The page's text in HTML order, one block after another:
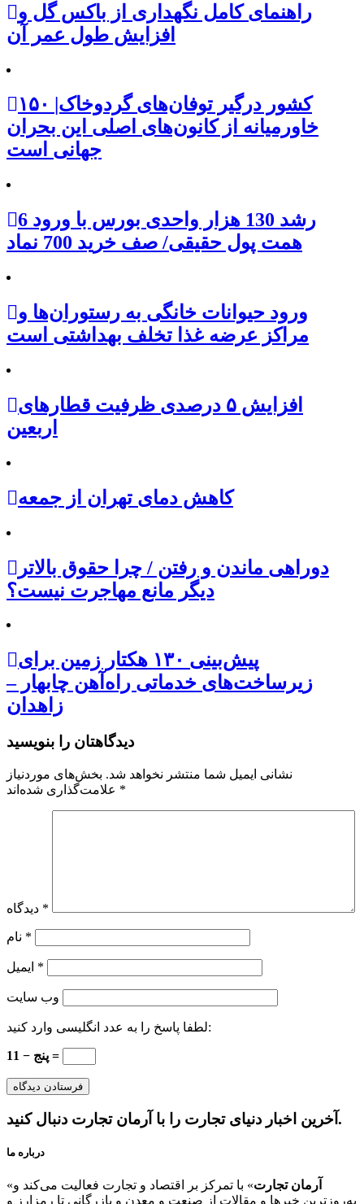
راهنمای کامل نگهداری از باکس گل و
افزایش طول عمر آن
۱۵۰ کشور درگیر توفان‌های گردوخاک|
خاورمیانه از کانون‌های اصلی این بحران
جهانی است
رشد 130 هزار واحدی بورس با ورود 6
همت پول حقیقی/ صف خرید 700 نماد
ورود حیوانات خانگی به رستوران‌ها و
مراکز عرضه غذا تخلف بهداشتی است
افزایش ۵ درصدی ظرفیت قطارهای
اربعین
کاهش دمای تهران از جمعه
دوراهی ماندن و رفتن / چرا حقوق بالاتر
دیگر مانع مهاجرت نیست؟
پیش‌بینی ۱۳۰ هکتار زمین برای
زیرساخت‌های خدماتی راه‌آهن چابهار –
زاهدان
دیدگاهتان را بنویسید
نشانی ایمیل شما منتشر نخواهد شد. بخش‌های موردنیاز
*
*
*
*
وب‌ سایت
لطفا پاسخ را به عدد انگلیسی وارد کنید:
11 − پنج =
آخرین اخبار دنیای تجارت را با آرمان تجارت دنبال کنید.
درباره ما
« آرمان تجارت» با تمرکز بر اقتصاد و تجارت فعالیت می‌کند و
به‌روزترین خبرها و مقالات از صنعت و معدن و بازرگانی تا رمزارز و